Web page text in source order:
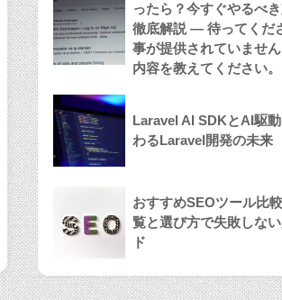
ったら？今すぐやるべ
徹底解説 — 待ってくだ
事が提供されていませ
内容を教えてください。
Laravel AI SDKとAI駆
わるLaravel開発の未来
おすすめSEOツール比
覧と選び方で失敗しな
ド